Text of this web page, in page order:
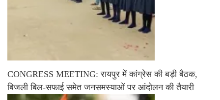
CONGRESS MEETING: रायपुर में कांग्रेस की बड़ी बैठक,
बिजली बिल-सफाई समेत जनसमस्याओं पर आंदोलन की तैयारी